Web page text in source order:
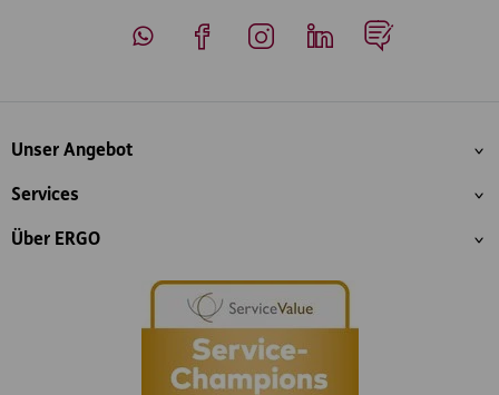
Inhaltsübersicht
Unser Angebot
Services
Über ERGO